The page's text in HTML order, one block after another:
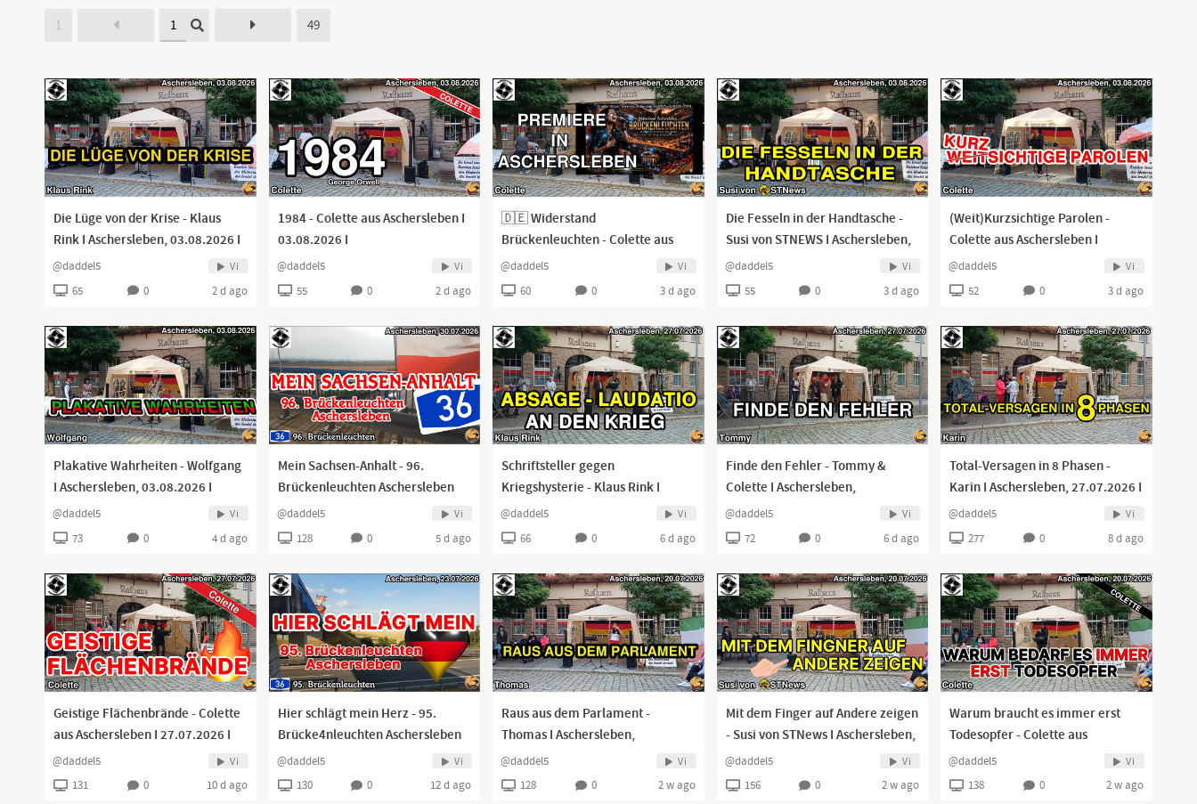
1 49
Die Lüge von der Krise - Klaus
Rink I Aschersleben, 03.08.2026 I
@daddel5 Vi
65 0 2 d ago
1984 - Colette aus Aschersleben I
03.08.2026 I
@daddel5 Vi
55 0 2 d ago
🇩🇪 Widerstand
Brückenleuchten - Colette aus
Aschersleben I 03.08.2026 I
@daddel5 Vi
60 0 3 d ago
Die Fesseln in der Handtasche -
Susi von STNEWS I Aschersleben,
03.08.2026 I
@daddel5 Vi
55 0 3 d ago
(Weit)Kurzsichtige Parolen -
Colette aus Aschersleben I
03.08.2026 I
@daddel5 Vi
52 0 3 d ago
Plakative Wahrheiten - Wolfgang
I Aschersleben, 03.08.2026 I
@daddel5 Vi
73 0 4 d ago
Mein Sachsen-Anhalt - 96.
Brückenleuchten Aschersleben
A36 I 30-07.2026 I
@daddel5 Vi
128 0 5 d ago
Schriftsteller gegen
Kriegshysterie - Klaus Rink I
Aschersleben, 27.07.2026 I
@daddel5 Vi
66 0 6 d ago
Finde den Fehler - Tommy &
Colette I Aschersleben,
27.07.2026 I
@daddel5 Vi
72 0 6 d ago
Total-Versagen in 8 Phasen -
Karin I Aschersleben, 27.07.2026 I
@daddel5 Vi
277 0 8 d ago
Geistige Flächenbrände - Colette
aus Aschersleben I 27.07.2026 I
@daddel5 Vi
131 0 10 d ago
Hier schlägt mein Herz - 95.
Brücke4nleuchten Aschersleben
A36 I 23-07.2026 I
@daddel5 Vi
130 0 12 d ago
Raus aus dem Parlament -
Thomas I Aschersleben,
20.07.2026 I
@daddel5 Vi
128 0 2 w ago
Mit dem Finger auf Andere zeigen
- Susi von STNews I Aschersleben,
20.07.2026 I
@daddel5 Vi
156 0 2 w ago
Warum braucht es immer erst
Todesopfer - Colette aus
Aschersleben I 20.07.2026 I
@daddel5 Vi
138 0 2 w ago